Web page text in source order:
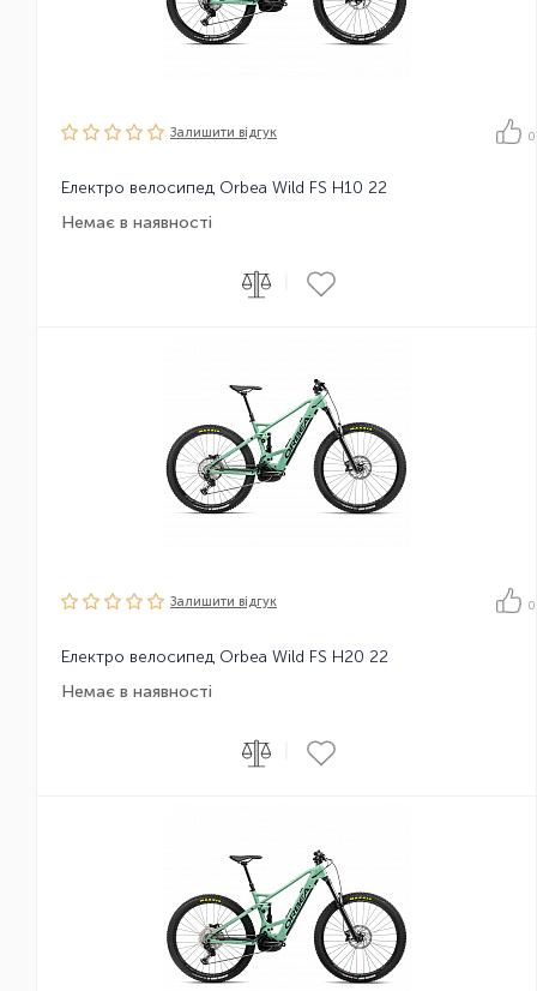
Залишити вiдгук 0
Електро велосипед Orbea Wild FS H10 22
Немає в наявності
Залишити вiдгук 0
Електро велосипед Orbea Wild FS H20 22
Немає в наявності